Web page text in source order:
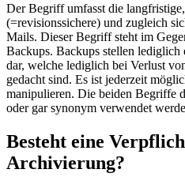
Der Begriff umfasst die
(=revisionssichere) und zugleich
Mails. Dieser Begriff steht im
Backups. Backups stellen
dar, welche lediglich bei Verlust
gedacht sind. Es ist jederzeit
manipulieren. Die beiden Begriffe
oder gar synonym verwendet
Besteht eine
Archivierung?